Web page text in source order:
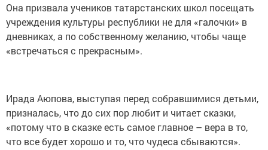
Она призвала учеников татарстанских школ посещать
учреждения культуры республики не для «галочки» в
дневниках, а по собственному желанию, чтобы чаще
«встречаться с прекрасным».
Ирада Аюпова, выступая перед собравшимися детьми,
призналась, что до сих пор любит и читает сказки,
«потому что в сказке есть самое главное – вера в то,
что все будет хорошо и то, что чудеса сбываются».